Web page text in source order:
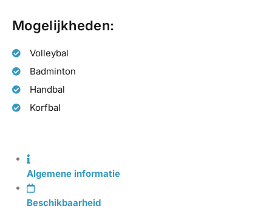
Mogelijkheden:
Volleybal
Badminton
Handbal
Korfbal
Algemene informatie
Beschikbaarheid